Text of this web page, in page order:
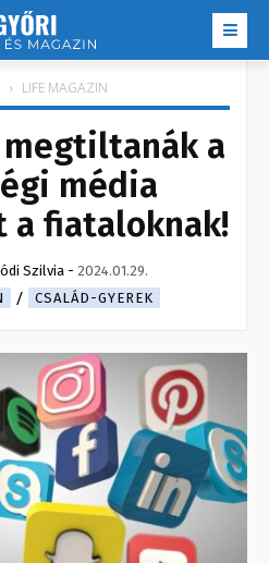
LIFE MAGAZIN
a
média
a fiataloknak!
Szilvia - 2024.01.29.
CSALÁD-GYEREK